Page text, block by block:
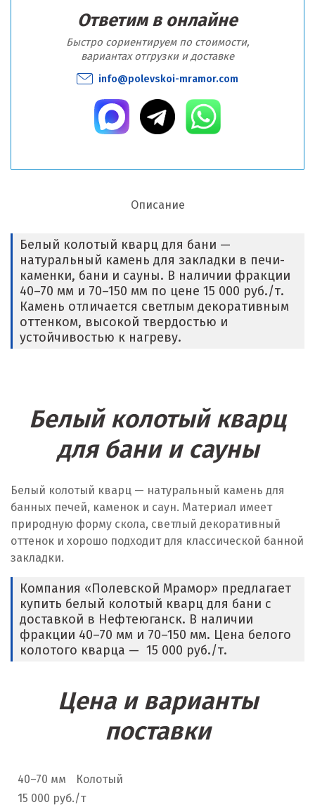
Ответим в онлайне
Быстро сориентируем по стоимости,
вариантах отгрузки и доставке
info@polevskoi-mramor.com
Описание
Белый колотый кварц для бани —
натуральный камень для закладки в печи-
каменки, бани и сауны. В наличии фракции
40–70 мм и 70–150 мм по цене 15 000 руб./т.
Камень отличается светлым декоративным
оттенком, высокой твердостью и
устойчивостью к нагреву.
Белый колотый кварц
для бани и сауны
Белый колотый кварц — натуральный камень для
банных печей, каменок и саун. Материал имеет
природную форму скола, светлый декоративный
оттенок и хорошо подходит для классической банной
закладки.
Компания «Полевской Мрамор» предлагает
купить белый колотый кварц для бани с
доставкой в Нефтеюганск. В наличии
фракции 40–70 мм и 70–150 мм. Цена белого
колотого кварца — 15 000 руб./т.
Цена и варианты
поставки
40–70 мм
Колотый
15 000 руб./т